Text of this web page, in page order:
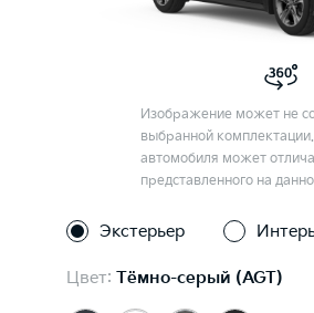
Изображение может не
выбранной
автомобиля может
представленного на
Экстерьер
Цвет: Тёмно-серый (AGT)